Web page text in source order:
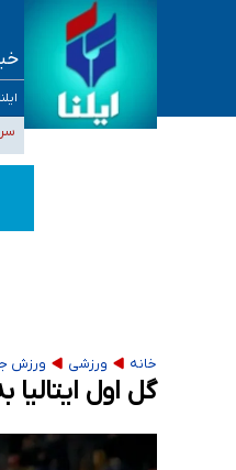
ایلنا
خانه ورزشی ورزش
گل اول